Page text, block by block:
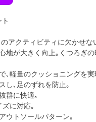
アクティビティに欠かせ
地が大きく向上｡くつろぎ
､軽量のクッショニングを実
し､足のずれを防止｡
群に快適｡
に対応｡
ウトソールパターン｡